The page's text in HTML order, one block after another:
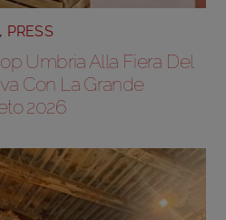
PRESS
Umbria Alla Fiera Del
Con La Grande
2026